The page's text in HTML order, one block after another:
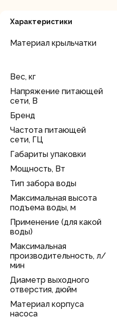
Характеристики
Материал крыльчатки
Вес, кг
Напряжение питающей
сети, В
Бренд
Частота питающей
сети, ГЦ
Габариты упаковки
Мощность, Вт
Тип забора воды
Максимальная высота
подъема воды, м
Применение (для какой
воды)
Максимальная
производительность, л/
мин
Диаметр выходного
отверстия, дюйм
Материал корпуса
насоса